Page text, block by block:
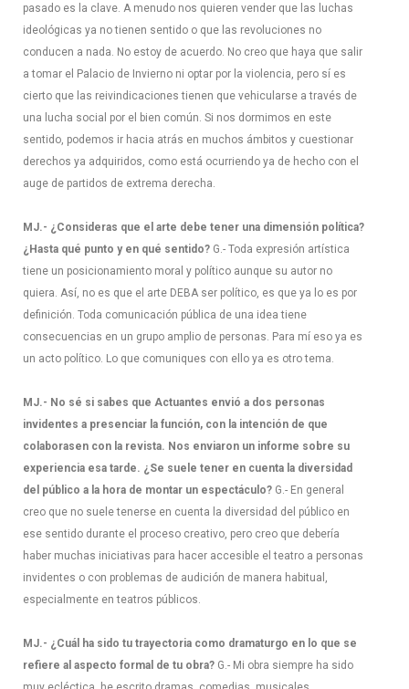
pasado es la clave. A menudo nos quieren vender que las luchas
ideológicas ya no tienen sentido o que las revoluciones no
conducen a nada. No estoy de acuerdo. No creo que haya que salir
a tomar el Palacio de Invierno ni optar por la violencia, pero sí es
cierto que las reivindicaciones tienen que vehicularse a través de
una lucha social por el bien común. Si nos dormimos en este
sentido, podemos ir hacia atrás en muchos ámbitos y cuestionar
derechos ya adquiridos, como está ocurriendo ya de hecho con el
auge de partidos de extrema derecha.
MJ.- ¿Consideras que el arte debe tener una dimensión política?
¿Hasta qué punto y en qué sentido? G.- Toda expresión artística
tiene un posicionamiento moral y político aunque su autor no
quiera. Así, no es que el arte DEBA ser político, es que ya lo es por
definición. Toda comunicación pública de una idea tiene
consecuencias en un grupo amplio de personas. Para mí eso ya es
un acto político. Lo que comuniques con ello ya es otro tema.
MJ.- No sé si sabes que Actuantes envió a dos personas
invidentes a presenciar la función, con la intención de que
colaborasen con la revista. Nos enviaron un informe sobre su
experiencia esa tarde. ¿Se suele tener en cuenta la diversidad
del público a la hora de montar un espectáculo? G.- En general
creo que no suele tenerse en cuenta la diversidad del público en
ese sentido durante el proceso creativo, pero creo que debería
haber muchas iniciativas para hacer accesible el teatro a personas
invidentes o con problemas de audición de manera habitual,
especialmente en teatros públicos.
MJ.- ¿Cuál ha sido tu trayectoria como dramaturgo en lo que se
refiere al aspecto formal de tu obra? G.- Mi obra siempre ha sido